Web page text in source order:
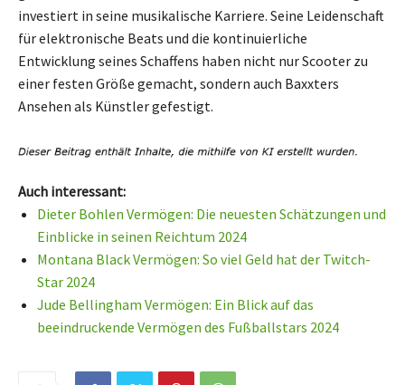
investiert in seine musikalische Karriere. Seine Leidenschaft
für elektronische Beats und die kontinuierliche
Entwicklung seines Schaffens haben nicht nur Scooter zu
einer festen Größe gemacht, sondern auch Baxxters
Ansehen als Künstler gefestigt.
Auch interessant:
Dieter Bohlen Vermögen: Die neuesten Schätzungen und
Einblicke in seinen Reichtum 2024
Montana Black Vermögen: So viel Geld hat der Twitch-
Star 2024
Jude Bellingham Vermögen: Ein Blick auf das
beeindruckende Vermögen des Fußballstars 2024